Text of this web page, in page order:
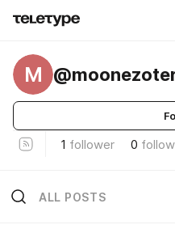
M
1 follower 0
ALL POSTS